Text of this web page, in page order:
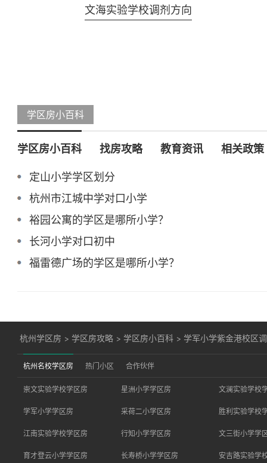
文海实验学校调剂方向
学区房小百科
学区房小百科 找房攻略 教育资讯 相关政策
定山小学学区划分
杭州市江城中学对口小学
裕园公寓的学区是哪所小学？
长河小学对口初中
福雷德广场的学区是哪所小学？
杭州学区房 > 学区房攻略 > 学区房小百科 > 学军小学紫金港校区
杭州名校学区房 热门小区 合作伙伴
崇文实验学校学区房 星洲小学学区房 文澜实验学校
学军小学学区房 采荷二小学区房 胜利实验学校
江南实验学校学区房 行知小学学区房 文三街小学学
育才登云小学学区房 长寿桥小学学区房 安吉路实验学